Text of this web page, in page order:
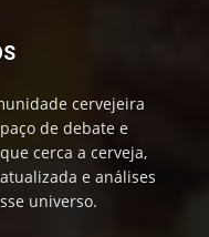
cervejeira
de debate e
cerca a cerveja,
e análises
universo.